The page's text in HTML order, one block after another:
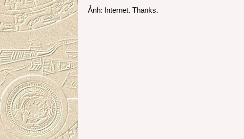
Ảnh: Internet. Thanks.